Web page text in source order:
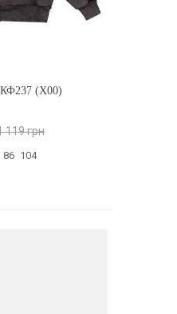
КФ237 (X00)
119 грн
86 104